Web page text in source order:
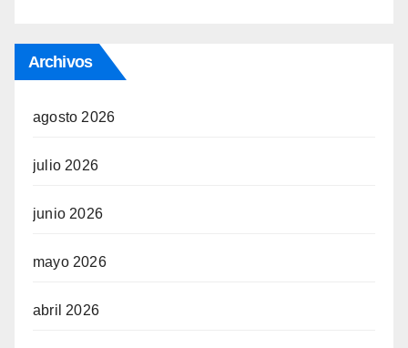
Archivos
agosto 2026
julio 2026
junio 2026
mayo 2026
abril 2026